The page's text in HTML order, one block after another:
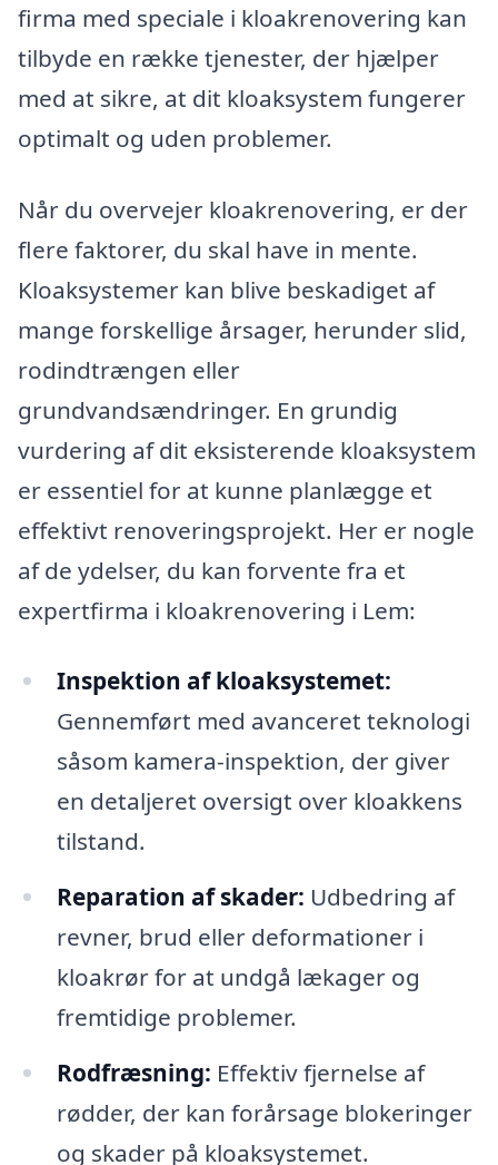
firma med speciale i kloakrenovering kan
tilbyde en række tjenester, der hjælper
med at sikre, at dit kloaksystem fungerer
optimalt og uden problemer.
Når du overvejer kloakrenovering, er der
flere faktorer, du skal have in mente.
Kloaksystemer kan blive beskadiget af
mange forskellige årsager, herunder slid,
rodindtrængen eller
grundvandsændringer. En grundig
vurdering af dit eksisterende kloaksystem
er essentiel for at kunne planlægge et
effektivt renoveringsprojekt. Her er nogle
af de ydelser, du kan forvente fra et
expertfirma i kloakrenovering i Lem:
Inspektion af kloaksystemet:
Gennemført med avanceret teknologi
såsom kamera-inspektion, der giver
en detaljeret oversigt over kloakkens
tilstand.
Reparation af skader: Udbedring af
revner, brud eller deformationer i
kloakrør for at undgå lækager og
fremtidige problemer.
Rodfræsning: Effektiv fjernelse af
rødder, der kan forårsage blokeringer
og skader på kloaksystemet.